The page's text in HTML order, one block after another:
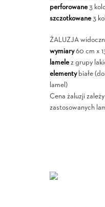
perforowane3
szczotkowane3
ŻALUZJA
wymiary60 cm x
lamelez grupy
elementybiałe
lamel)
Cena żaluzji
zastosowanych